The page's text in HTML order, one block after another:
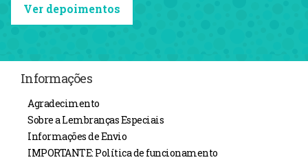
Ver depoimentos
Informações
Agradecimento
Sobre a Lembranças Especiais
Informações de Envio
IMPORTANTE: Política de funcionamento